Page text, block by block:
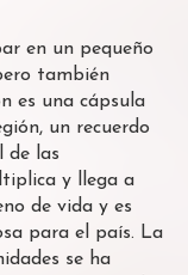
en un pequeño
también
es una cápsula
un recuerdo
de las
y llega a
de vida y es
para el país. La
se ha